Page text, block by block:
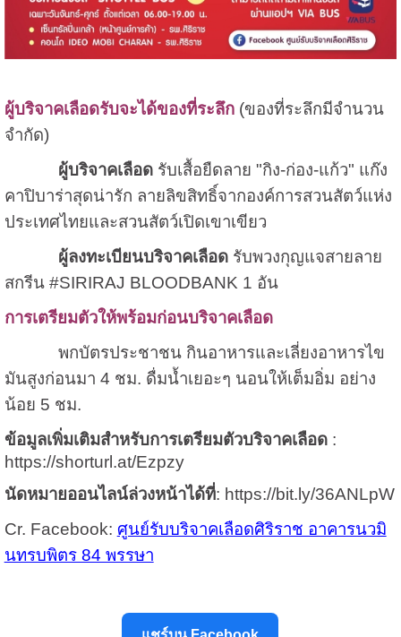
ผู้บริจาคเลือดรับจะได้ของที่ระลึก (ของที่ระลึกมีจำนวน
จำกัด)
ผู้บริจาคเลือดรับเสื้อยืดลาย "กิง-ก่อง-แก้ว" แก๊ง
คาปิบาร่าสุดน่ารัก ลายลิขสิทธิ์จากองค์การสวนสัตว์แห่ง
ประเทศไทยและสวนสัตว์เปิดเขาเขียว
ผู้ลงทะเบียนบริจาคเลือดรับพวงกุญแจสายลาย
สกรีน #SIRIRAJ BLOODBANK 1 อัน
การเตรียมตัวให้พร้อมก่อนบริจาคเลือด
พกบัตรประชาชน กินอาหารและเลี่ยงอาหารไข
มันสูงก่อนมา 4 ชม. ดื่มน้ำเยอะๆ นอนให้เต็มอิ่ม อย่าง
น้อย 5 ชม.
ข้อมูลเพิ่มเติมสำหรับการเตรียมตัวบริจาคเลือด:
https://shorturl.at/Ezpzy
นัดหมายออนไลน์ล่วงหน้าได้ที่: https://bit.ly/36ANLpW
Cr. Facebook: ศูนย์รับบริจาคเลือดศิริราช อาคารนวมิ
นทรบพิตร 84 พรรษา